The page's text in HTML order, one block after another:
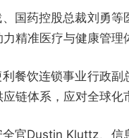
国药控股总裁刘勇等
精准医疗与健康管理
餐饮连锁事业行政副
链体系，应对全球化
官Dustin Kluttz、信